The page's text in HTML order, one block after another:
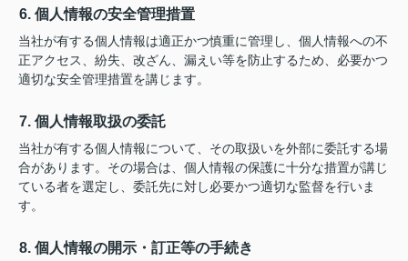
6. 個人情報の安全管理措置
当社が有する個人情報は適正かつ慎重に管理し、個人情報への不
正アクセス、紛失、改ざん、漏えい等を防止するため、必要かつ
適切な安全管理措置を講じます。
7. 個人情報取扱の委託
当社が有する個人情報について、その取扱いを外部に委託する場
合があります。その場合は、個人情報の保護に十分な措置が講じ
ている者を選定し、委託先に対し必要かつ適切な監督を行いま
す。
8. 個人情報の開示・訂正等の手続き